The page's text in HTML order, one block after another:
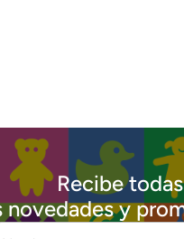
Recibe todas
novedades y